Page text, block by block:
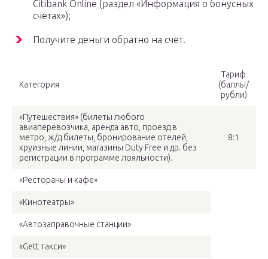
Citibank Online (раздел «Информация о бонусных
счетах»);
Получите деньги обратно на счет.
Категория
Тариф
(баллы/
рубли)
«Путешествия» (билеты любого
авиаперевозчика, аренда авто, проезд в
метро, ж/д билеты, бронирование отелей,
круизные линии, магазины Duty Free и др. без
регистрации в программе лояльности).
8:1
«Рестораны и кафе»
«Кинотеатры»
«Автозаправочные станции»
«Gett такси»